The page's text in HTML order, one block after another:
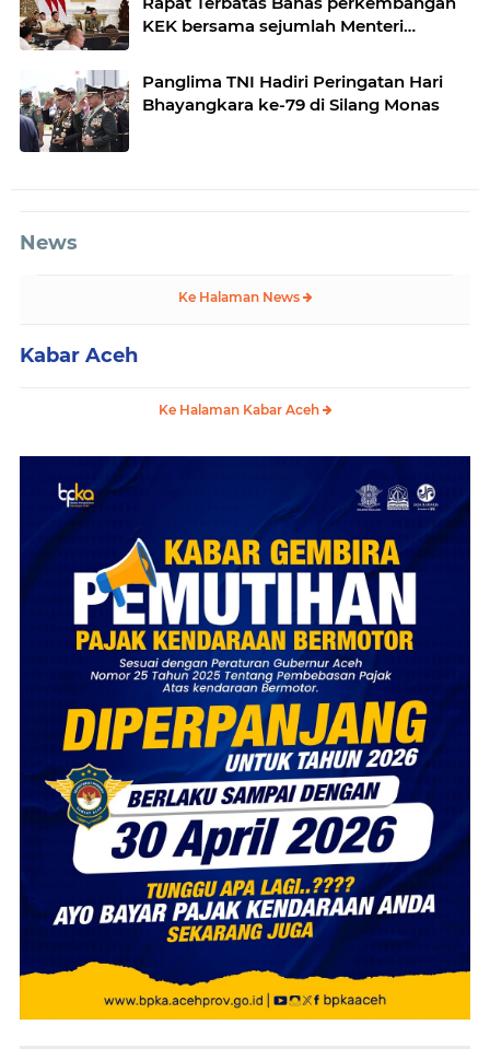
KEK bersama sejumlah Menteri
Panglima TNI Hadiri Peringatan Hari
Bhayangkara ke-79 di Silang Monas
News
Ke Halaman News
Kabar Aceh
Ke Halaman Kabar Aceh